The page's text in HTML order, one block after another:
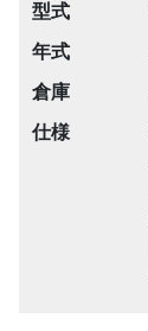
型式
年式
倉庫
仕様